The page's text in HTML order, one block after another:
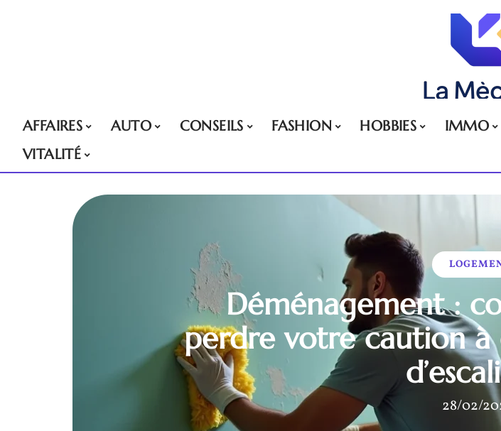
AFFAIRES AUTO CONSEILS FASHION HOBBIES IMMO
VITALITÉ
Déménagement :
perdre votre caution à
28/02/